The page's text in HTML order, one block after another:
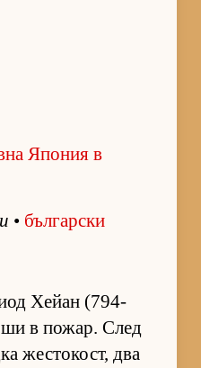
Япония в
• бъл­гар­ски
Хе­йан (794-
в по­жар. След
жес­то­кост, два